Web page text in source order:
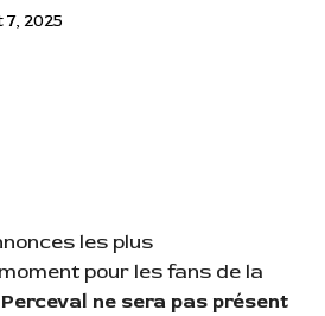
7, 2025
les plus
pour les fans de la
Perceval ne sera pas présent